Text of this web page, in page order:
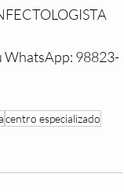
WhatsApp: 98823-
centro especializado